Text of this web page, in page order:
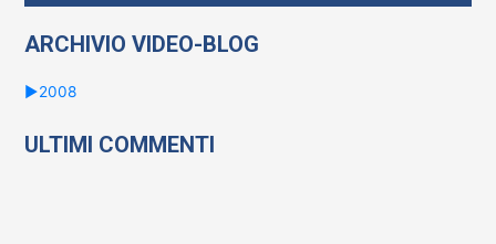
:
ARCHIVIO VIDEO-BLOG
►2008
ULTIMI COMMENTI